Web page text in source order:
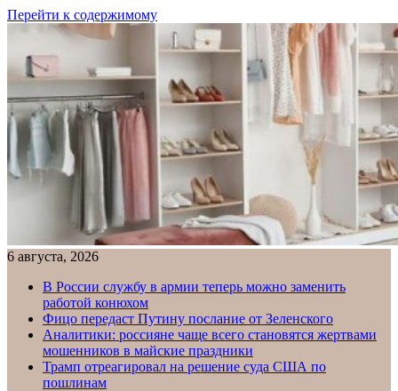
Перейти к содержимому
6 августа, 2026
В России службу в армии теперь можно заменить
работой конюхом
Фицо передаст Путину послание от Зеленского
Аналитики: россияне чаще всего становятся жертвами
мошенников в майские праздники
Трамп отреагировал на решение суда США по
пошлинам